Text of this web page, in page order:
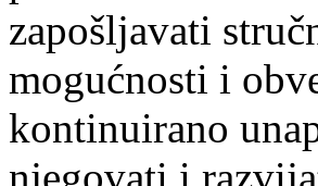
zapošljavati
mogućnosti i
kontinuirano